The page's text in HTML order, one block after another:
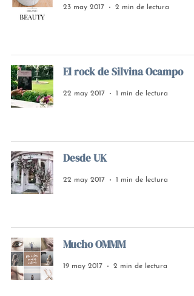
23 may 2017 2 min de lectura
El rock de Silvina Ocampo
22 may 2017 1 min de lectura
Desde UK
22 may 2017 1 min de lectura
Mucho OMMM
19 may 2017 2 min de lectura